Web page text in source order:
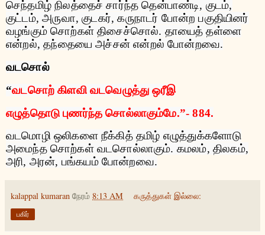
செந்தமிழ் நிலத்தைச் சார்ந்த தென்பாண்டி, குடம்,
குட்டம்,அருவா,குடகர்,கருநாடர் போன்ற பகுதியினர்
வழங்கும் சொற்கள் திசைச்சொல். தாயைத் தள்ளை
என்றல்,தந்தையை அச்சன் என்றல் போன்றவை.
வடசொல்
“வடசொற் கிளவி வடவெழுத்து ஒரீஇ
எழுத்தொடு புணர்ந்த சொல்லாகும்மே.”- 884.
வடமொழி ஒலிகளை நீக்கித் தமிழ் எழுத்துக்களோடு
அமைந்த சொற்கள் வடசொல்லாகும். கமலம்,திலகம்,
அரி, அரன், பங்கயம் போன்றவை.
kalappal kumaran நேரம் 8:13 AM கருத்துகள் இல்லை:
பகிர்